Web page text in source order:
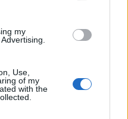
my
Use,
of my
with the